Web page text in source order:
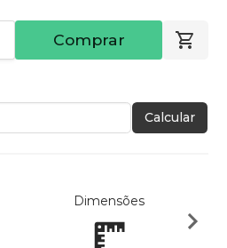
Comprar
Calcular
Dimensões